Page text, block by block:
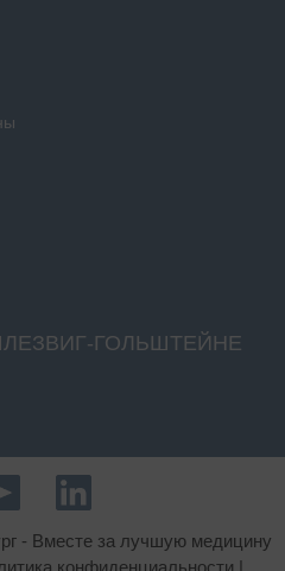
ГОЛЬШТЕЙНЕ
- Вместе за лучшую медицину
конфиденциальности |